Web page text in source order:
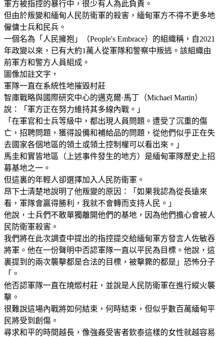
軍方被指控的暴行中，很少有人為此負責。
但由於叛變和緬甸人民防衛軍的殺害，緬甸軍方不得不更多地
僱傭士兵和民兵。
一個名為「人民擁抱」（People's Embrace）的組織稱，自2021
年政變以來，已有大約1萬人從軍隊和警察中叛逃。該組織由
前軍方和警方人員組成。
圖像加註文字，
軍隊一直在系統性地摧毀村莊
智庫戰略與國際研究中心的邁克爾·馬丁（Michael Martin）
說：「軍方正在努力維持其多線內戰。」
「在軍官和士兵等級中，都出現人員問題。遭受了沉重的傷
亡，招聘問題，獲得設備和補給品的問題，從他們似乎正在失
去國家各個地區的領土或領土控制權可以看出來。」
馬圭和實皆地區（上述事件發生的地方）是緬甸軍隊歷史上招
募基地之一。
但這裏的年輕人卻選擇加入人民防衛軍。
昂下士清楚地說明了他叛變的原因：「如果我認為從長遠來
看，軍隊會贏得勝利，我就不會轉而支持人民。」
他說，士兵們不敢單獨離開他們的基地，因為他們擔心會被人
民防衛軍殺害。
我們將在此次調查中提出的指控提交給緬甸軍方發言人佐敏吞
將軍。他在一份聲明中否認軍隊一直以平民為目標。他說，這
裏提到的兩次襲擊都是合法的目標，被擊斃的都是」恐怖分子
「。
他否認軍隊一直在燒燬村莊，並說是人民防衛軍在進行縱火襲
擊。
很難說這場內戰將如何結束，何時結束，但似乎數百萬緬甸平
民將受到創傷。
尋求和平的時間越長，像強姦受害者欽泰這樣的女性就越容易